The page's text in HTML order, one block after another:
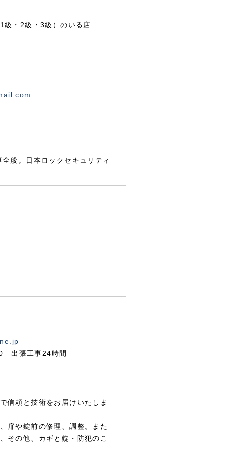
・2級・3級）のいる店
般。日本ロックセキュリティ
出張工事24時間
信頼と技術をお届けいたしま
扉や錠前の修理、調整。また
その他、カギと錠・防犯のこ